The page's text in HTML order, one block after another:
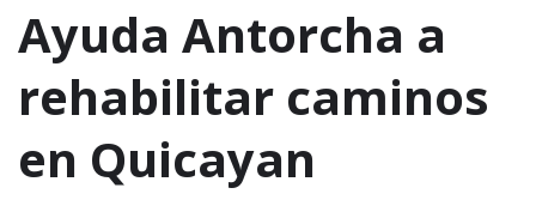
Ayuda Antorcha a
rehabilitar caminos
en Quicayan